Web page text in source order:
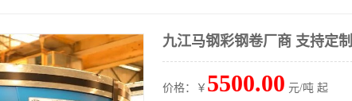
九江马钢彩钢卷厂商 支持定制
价格：￥ 5500.00 元/吨 起